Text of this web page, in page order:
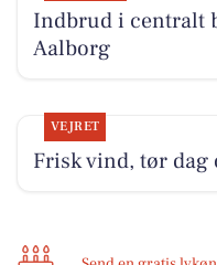
Indbrud i centralt
Aalborg
VEJRET
Frisk vind, tør